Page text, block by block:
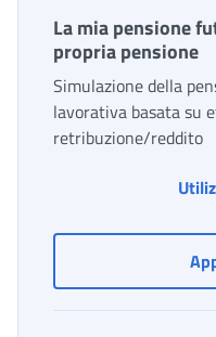
La mia pensione
propria pensione
Simulazione della
lavorativa basata su
retribuzione/reddito